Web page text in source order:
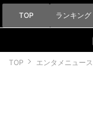
TOP ランキング
TOP エンタメニュース